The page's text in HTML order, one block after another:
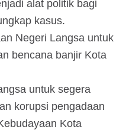
alat politik bagi
kasus.
Negeri Langsa untuk
bencana banjir Kota
untuk segera
korupsi pengadaan
Kota